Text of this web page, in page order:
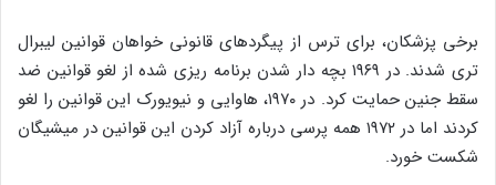
برخی پزشکان، برای ترس از پیگردهای قانونی خواهان قوانین لیبرال‌
تری شدند. در ۱۹۶۹ بچه‌ دار شدن برنامه‌ ریزی شده از لغو قوانین ضد
سقط جنین حمایت کرد. در ۱۹۷۰، هاوایی و نیویورک این قوانین را لغو
کردند اما در ۱۹۷۲ همه‌ پرسی درباره آزاد کردن این قوانین در میشیگان
شکست خورد.